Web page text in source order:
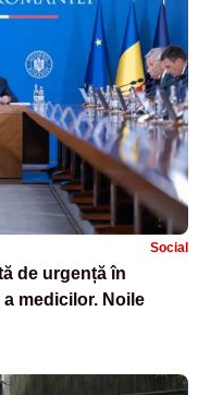
Social
de urgență în
medicilor. Noile